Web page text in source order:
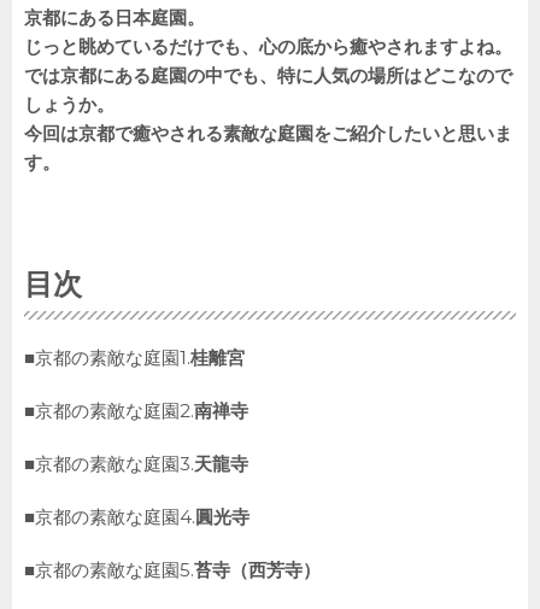
京都にある日本庭園。
じっと眺めているだけでも、心の底から癒やされますよね。
では京都にある庭園の中でも、特に人気の場所はどこなので
しょうか。
今回は京都で癒やされる素敵な庭園をご紹介したいと思いま
す。
目次
■京都の素敵な庭園1.桂離宮
■京都の素敵な庭園2.南禅寺
■京都の素敵な庭園3.天龍寺
■京都の素敵な庭園4.圓光寺
■京都の素敵な庭園5.苔寺（西芳寺）